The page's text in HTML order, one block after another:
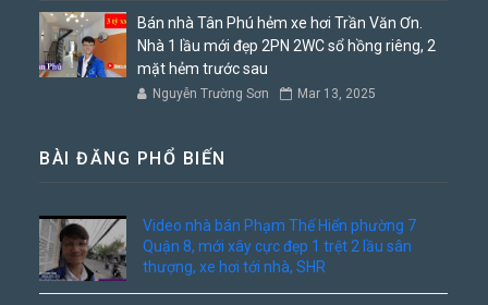
Bán nhà Tân Phú hẻm xe hơi Trần Văn Ơn.
Nhà 1 lầu mới đẹp 2PN 2WC sổ hồng riêng, 2
mặt hẻm trước sau
Nguyễn Trường Sơn Mar 13, 2025
BÀI ĐĂNG PHỔ BIẾN
Video nhà bán Phạm Thế Hiển phường 7
Quận 8, mới xây cực đẹp 1 trệt 2 lầu sân
thượng, xe hơi tới nhà, SHR